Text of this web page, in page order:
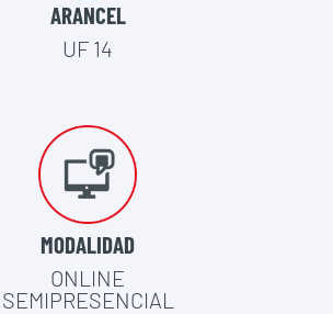
ARANCEL
UF 14
MODALIDAD
ONLINE
SEMIPRESENCIAL